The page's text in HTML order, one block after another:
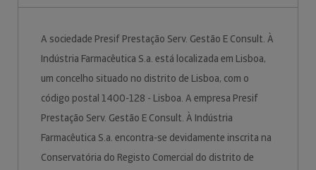
A sociedade Presif Prestação Serv. Gestão E Consult. À
Indústria Farmacêutica S.a. está localizada em Lisboa,
um concelho situado no distrito de Lisboa, com o
código postal 1400-128 - Lisboa. A empresa Presif
Prestação Serv. Gestão E Consult. À Indústria
Farmacêutica S.a. encontra-se devidamente inscrita na
Conservatória do Registo Comercial do distrito de